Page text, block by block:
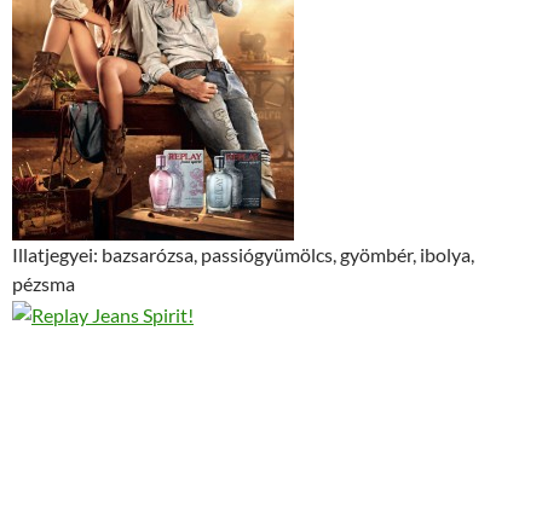
Illatjegyei: bazsarózsa, passiógyümölcs, gyömbér, ibolya,
pézsma